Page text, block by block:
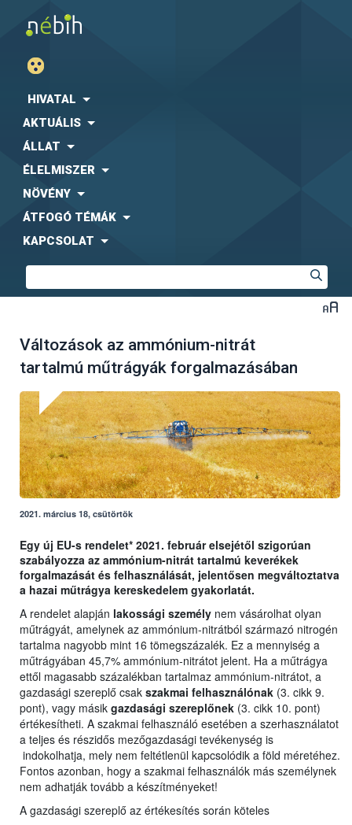
HIVATAL
AKTUÁLIS
ÁLLAT
ÉLELMISZER
NÖVÉNY
ÁTFOGÓ TÉMÁK
KAPCSOLAT
Változások az ammónium-nitrát
tartalmú műtrágyák forgalmazásában
2021. március 18, csütörtök
Egy új EU-s rendelet* 2021. február elsejétől szigorúan
szabályozza az ammónium-nitrát tartalmú keverékek
forgalmazását és felhasználását, jelentősen megváltoztatva
a hazai műtrágya kereskedelem gyakorlatát.
A rendelet alapján lakossági személy nem vásárolhat olyan
műtrágyát, amelynek az ammónium-nitrátból származó nitrogén
tartalma nagyobb mint 16 tömegszázalék. Ez a mennyiség a
műtrágyában 45,7% ammónium-nitrátot jelent. Ha a műtrágya
ettől magasabb százalékban tartalmaz ammónium-nitrátot, a
gazdasági szereplő csak szakmai felhasználónak (3. cikk 9.
pont), vagy másik gazdasági szereplőnek (3. cikk 10. pont)
értékesítheti. A szakmai felhasználó esetében a szerhasználatot
a teljes és részidős mezőgazdasági tevékenység is
indokolhatja, mely nem feltétlenül kapcsolódik a föld méretéhez.
Fontos azonban, hogy a szakmai felhasználók más személynek
nem adhatják tovább a készítményeket!
A gazdasági szereplő az értékesítés során köteles